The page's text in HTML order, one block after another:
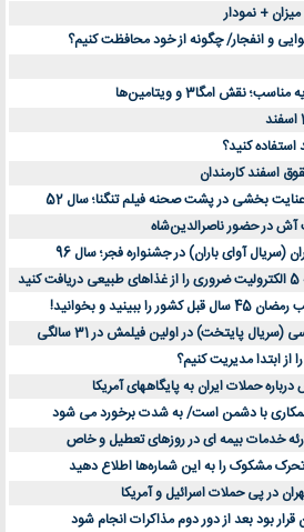
+ نمودار
امگا3 و ویتامین‌ها
استفاده کنید؟
اسفند کارمندان
بخشی در پشت صحنه فیلم تنگنا؛ سال 52
در حضور ناصرالدین‌شاه
آوای باران) در جشنواره فجر؛ سال 96
و بخوانید!
پایتخت) در اولین فیلمش در 31 سالگی
از ابتدا مدیریت کنیم؟
حملات ایران به پایگاههای آمریکا
با دشمن است/ به شدت برخورد می شود
خدمات بیمه ای در روزهای تعطیل و خاص
مشکوک را به این شماره‌ها اطلاع دهید
بود بعد از دور دوم مذاکرات انجام شود